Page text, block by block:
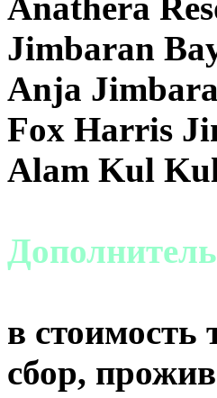
Jimbaran
Anja
Fox Harris
Alam Kul
в стоимость
сбор,